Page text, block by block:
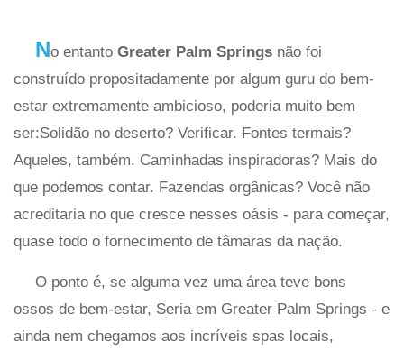
No entanto Greater Palm Springs não foi
construído propositadamente por algum guru do bem-
estar extremamente ambicioso, poderia muito bem
ser:Solidão no deserto? Verificar. Fontes termais?
Aqueles, também. Caminhadas inspiradoras? Mais do
que podemos contar. Fazendas orgânicas? Você não
acreditaria no que cresce nesses oásis - para começar,
quase todo o fornecimento de tâmaras da nação.
O ponto é, se alguma vez uma área teve bons
ossos de bem-estar, Seria em Greater Palm Springs - e
ainda nem chegamos aos incríveis spas locais,